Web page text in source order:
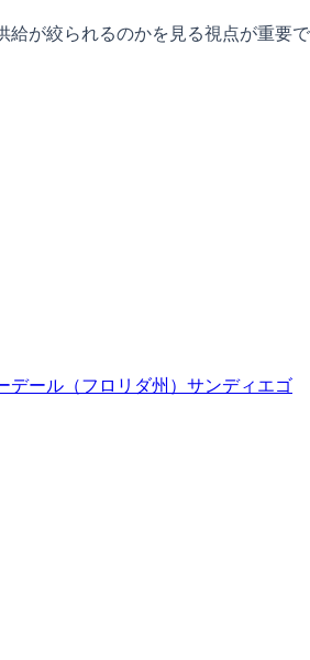
給が絞られるのかを見る視点が重要で
デール（フロリダ州） サンディエゴ